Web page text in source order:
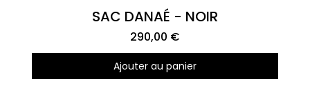
Aperçu rapide
SAC DANAÉ - NOIR
290,00 €
Ajouter au panier